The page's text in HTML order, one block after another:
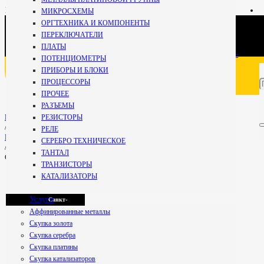
Кириши
Мурманск
Петрозаводск
Псков
Санкт-
Петербург
+7 800 234-99-
МИКРОСХЕМЫ
ОРГТЕХНИКА И КОМПОНЕНТЫ
ПЕРЕКЛЮЧАТЕЛИ
ПЛАТЫ
ПОТЕНЦИОМЕТРЫ
ПРИБОРЫ И БЛОКИ
ПРОЦЕССОРЫ
ПРОЧЕЕ
РАЗЪЕМЫ
РЕЗИСТОРЫ
РЕЛЕ
СЕРЕБРО ТЕХНИЧЕСКОЕ
ТАНТАЛ
ТРАНЗИСТОРЫ
КАТАЛИЗАТОРЫ
Услуги
Аффинированные металлы
Скупка золота
Скупка серебра
Скупка платины
Скупка катализаторов
Главная
/
РАЗЪЕМЫ
/
СК 64/140/9 локальный
СК 64/140/9 локальный